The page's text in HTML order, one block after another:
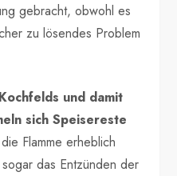
gebracht, obwohl es
zu lösendes Problem
und damit
sich Speisereste
Flamme erheblich
das Entzünden der